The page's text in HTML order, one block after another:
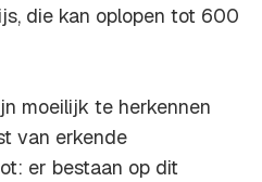
die kan oplopen tot 600
moeilijk te herkennen
van erkende
er bestaan op dit